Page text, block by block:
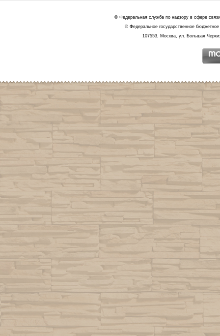
© Федеральная служба по надзору в сфере
© Федеральное государственное
107553, Москва, ул. Большая